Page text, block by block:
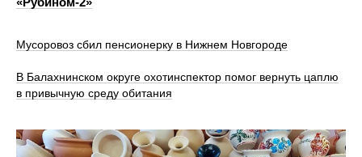
Мусоровоз сбил пенсионерку в Нижнем Новгороде
В Балахнинском округе охотинспектор помог вернуть цаплю
в привычную среду обитания